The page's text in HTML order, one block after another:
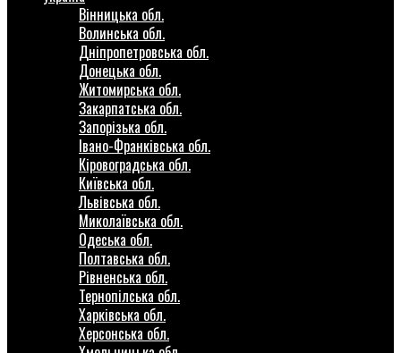
Вінницька обл.
Волинська обл.
Дніпропетровська обл.
Донецька обл.
Житомирська обл.
Закарпатська обл.
Запорізька обл.
Івано-Франківська обл.
Кіровоградська обл.
Київська обл.
Львівська обл.
Миколаївська обл.
Одеська обл.
Полтавська обл.
Рівненська обл.
Тернопілська обл.
Харківська обл.
Херсонська обл.